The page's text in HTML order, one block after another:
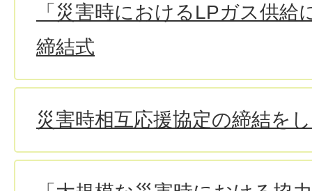
「災害時におけるLPガス供給
締結式
災害時相互応援協定の締結を